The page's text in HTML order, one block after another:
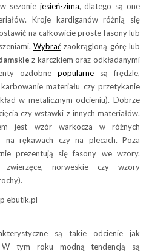
sezonie jesień-zima, dlatego są one
Kroje kardiganów różnią się
na całkowicie proste fasony lub
Wybrać zaokrągloną górę lub
z karczkiem oraz odkładanymi
ozdobne popularnesą frędzle,
materiału czy przetykanie
w metalicznym odcieniu). Dobrze
czy wstawki z innych materiałów.
jest wzór warkocza w różnych
rękawach czy na plecach. Poza
prezentują się fasony we wzory.
norweskie czy wzory
ebutik.pl
są takie odcienie jak
W tym roku modną tendencją są